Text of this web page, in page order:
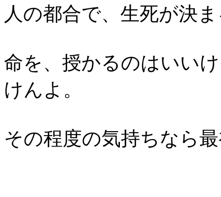
人の都合で、生死が決
命を、授かるのはいい
けんよ。
その程度の気持ちなら